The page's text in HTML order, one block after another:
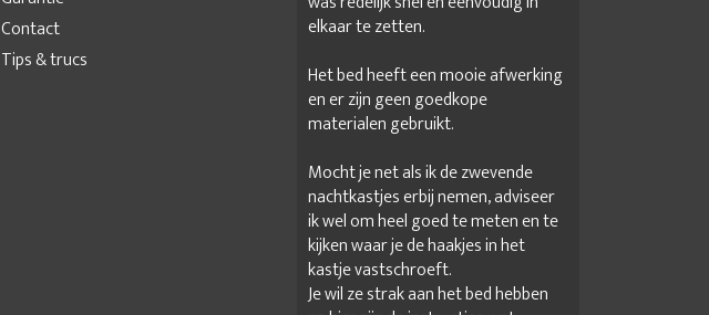
Contact
Tips & trucs
elkaar te zetten.
Het bed heeft een mooie afwerking
en er zijn geen goedkope
materialen gebruikt.
Mocht je net als ik de zwevende
nachtkastjes erbij nemen, adviseer
ik wel om heel goed te meten en te
kijken waar je de haakjes in het
kastje vastschroeft.
Je wil ze strak aan het bed hebben